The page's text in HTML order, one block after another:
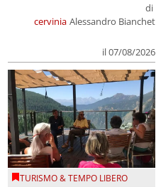
cervinia
di
Alessandro Bianchet
il 07/08/2026
TURISMO & TEMPO LIBERO